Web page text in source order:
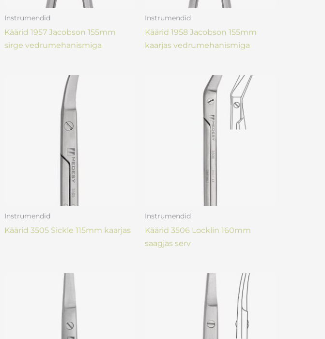
Instrumendid
Käärid 1957 Jacobson 155mm
sirge vedrumehanismiga
Instrumendid
Käärid 1958 Jacobson 155mm
kaarjas vedrumehanismiga
Instrumendid
Käärid 3505 Sickle 115mm kaarjas
Instrumendid
Käärid 3506 Locklin 160mm
saagjas serv